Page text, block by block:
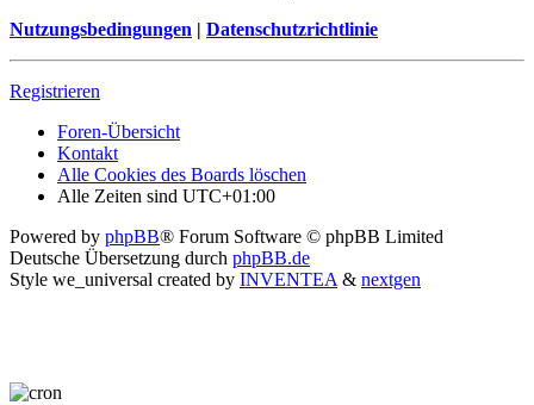
Nutzungsbedingungen | Datenschutzrichtlinie
Registrieren
Foren-Übersicht
Kontakt
Alle Cookies des Boards löschen
Alle Zeiten sind UTC+01:00
Powered by phpBB® Forum Software © phpBB Limited
Deutsche Übersetzung durch phpBB.de
Style we_universal created by INVENTEA & nextgen